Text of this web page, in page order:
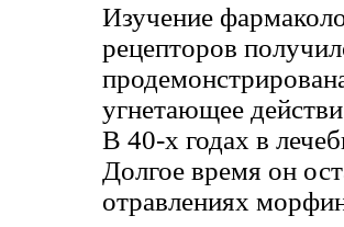
Изучение
рецепторов
угнетающее
В 40-х годах в
Долгое время он
отравлениях